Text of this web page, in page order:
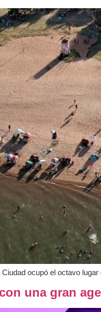
ocupó el octavo
una gran